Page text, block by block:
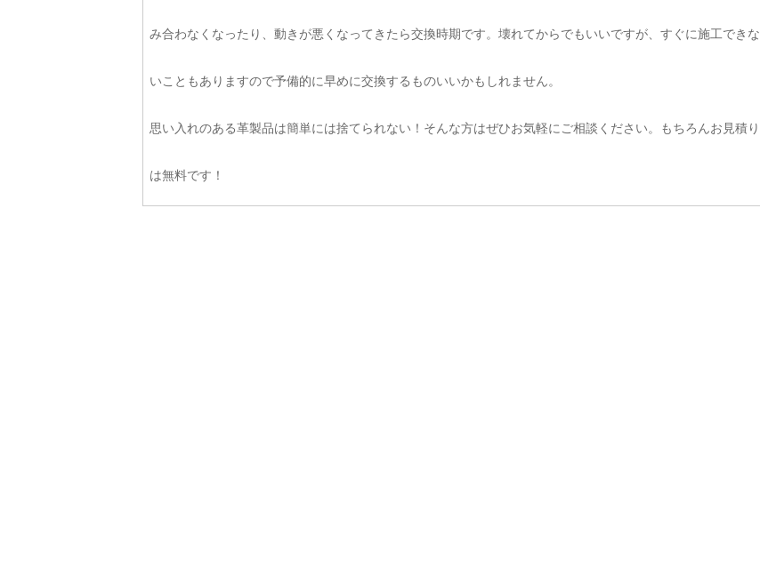
み合わなくなったり、動きが悪くなってきたら交換時期です。壊れてからでもいいですが、すぐに施工できな
いこともありますので予備的に早めに交換するものいいかもしれません。
思い入れのある革製品は簡単には捨てられない！そんな方はぜひお気軽にご相談ください。もちろんお見積り
は無料です！